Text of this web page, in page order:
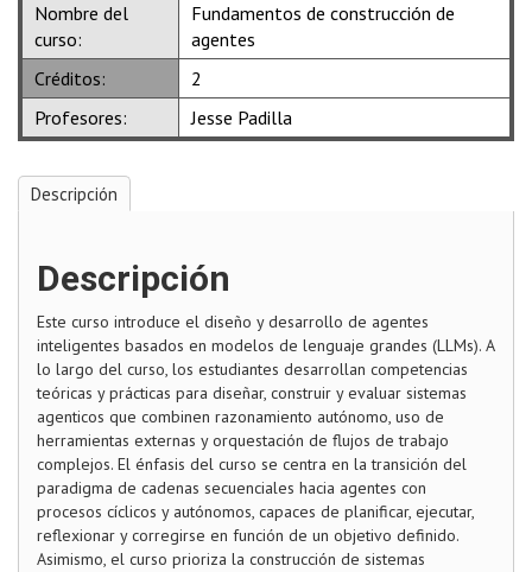
Nombre del
curso:
Fundamentos de construcción de
agentes
Créditos:
2
Profesores:
Jesse Padilla
Descripción
Descripción
Este curso introduce el diseño y desarrollo de agentes
inteligentes basados en modelos de lenguaje grandes (LLMs). A
lo largo del curso, los estudiantes desarrollan competencias
teóricas y prácticas para diseñar, construir y evaluar sistemas
agenticos que combinen razonamiento autónomo, uso de
herramientas externas y orquestación de flujos de trabajo
complejos. El énfasis del curso se centra en la transición del
paradigma de cadenas secuenciales hacia agentes con
procesos cíclicos y autónomos, capaces de planificar, ejecutar,
reflexionar y corregirse en función de un objetivo definido.
Asimismo, el curso prioriza la construcción de sistemas